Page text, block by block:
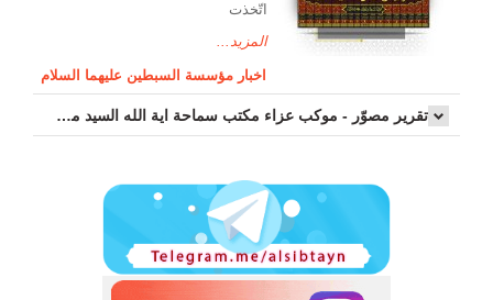
اتّخذت
المزيد...
اخبار مؤسسة السبطين عليهما السلام
تقرير مصوّر - موكب عزاء مکتب سماحة اية الله السيد مرتضى الموسوي الاصفهاني في يوم إستشهاد السيدة فاطم...